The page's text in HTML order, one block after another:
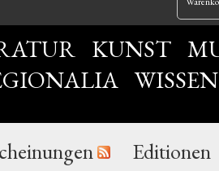
KUNST
Editionen